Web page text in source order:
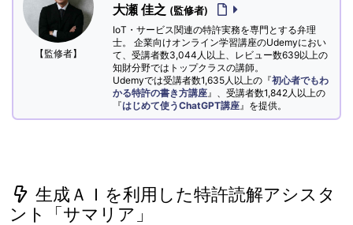
【監修者】
大瀬 佳之 (監修者)
IoT・サービス関連の特許実務を専門とする弁理
士。 企業向けオンライン学習講座のUdemyにおい
て、受講者数3,044人以上、レビュー数639以上の
知財分野ではトップクラスの講師。
Udemyでは受講者数1,635人以上の『初心者でもわ
かる特許の書き方講座 』、受講者数1,842人以上の
『はじめて使うChatGPT講座 』を提供。
生成ＡＩを利用した特許読解アシスタ
ント「サマリア」